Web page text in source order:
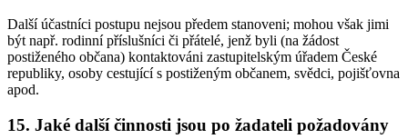
Další účastníci postupu nejsou předem stanoveni; mohou však jimi
být např. rodinní příslušníci či přátelé, jenž byli (na žádost
postiženého občana) kontaktováni zastupitelským úřadem České
republiky, osoby cestující s postiženým občanem, svědci, pojišťovna
apod.
15. Jaké další činnosti jsou po žadateli požadovány